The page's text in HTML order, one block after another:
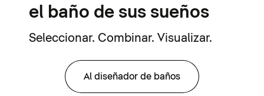
el baño de sus sueños
Seleccionar. Combinar. Visualizar.
Al diseñador de baños